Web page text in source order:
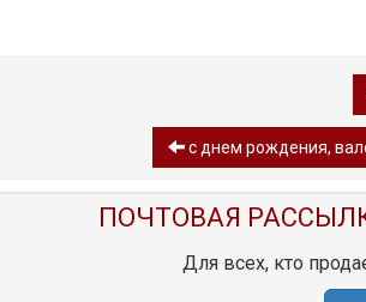
с днем рождения,
ПОЧТОВАЯ
Для всех, кто